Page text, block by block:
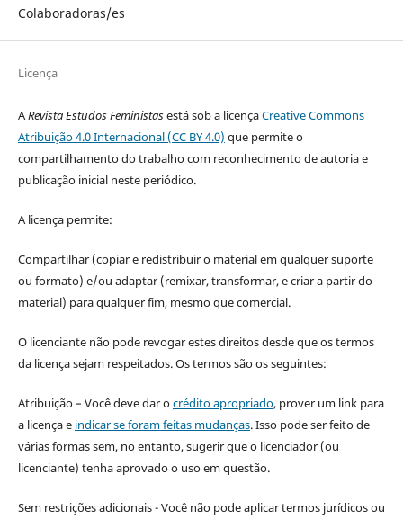
Colaboradoras/es
Licença
ARevista Estudos Feministasestá sob a licençaCreative Commons
Atribuição 4.0 Internacional (CC BY 4.0) que permite o
compartilhamento do trabalho com reconhecimento de autoria e
publicação inicial neste periódico.
A licença permite:
Compartilhar (copiar e redistribuir o material em qualquer suporte
ou formato) e/ou adaptar (remixar, transformar, e criar a partir do
material) para qualquer fim, mesmo que comercial.
O licenciante não pode revogar estes direitos desde que os termos
da licença sejam respeitados. Os termos são os seguintes:
Atribuição – Você deve dar ocrédito apropriado, prover um link para
a licença e indicar se foram feitas mudanças. Isso pode ser feito de
várias formas sem, no entanto, sugerir que o licenciador (ou
licenciante) tenha aprovado o uso em questão.
Sem restrições adicionais - Você não pode aplicar termos jurídicos ou